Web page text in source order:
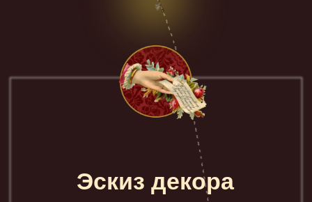
Мы работаем с юридическими
и физическим лицами. Мы
заключаем официальный договор,